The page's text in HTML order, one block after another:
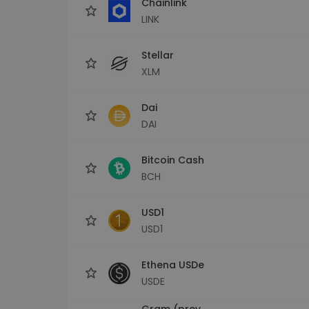
LINK
Stellar
XLM
Dai
DAI
Bitcoin Cash
BCH
USD1
USD1
Ethena USDe
USDE